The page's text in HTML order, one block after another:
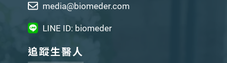
media@biomeder.com
LINE ID: biomeder
追蹤生醫人